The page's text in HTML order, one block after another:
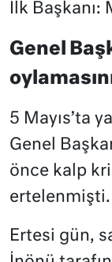
İlk Başkanı:
Genel
5 Mayıs’ta
Genel
önce kalp
ertelenmişti.
Ertesi gün,